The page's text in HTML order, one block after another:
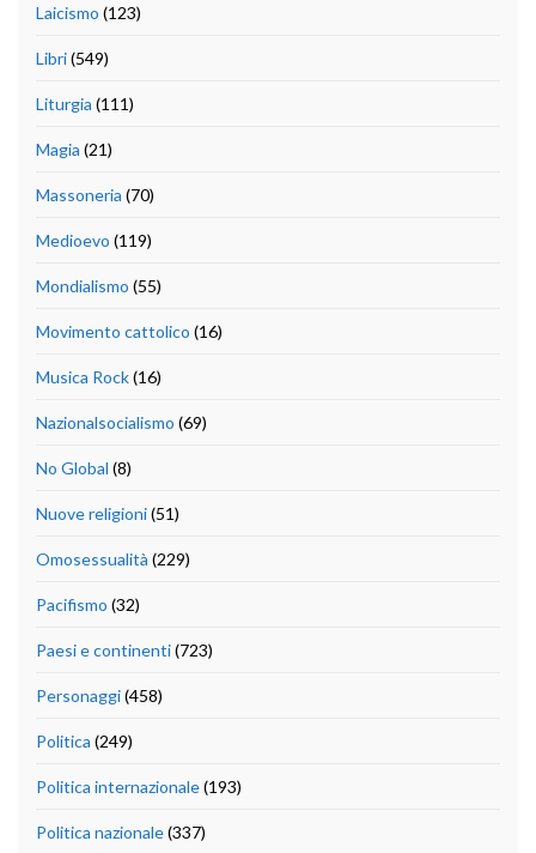
Laicismo (123)
Libri(549)
Liturgia (111)
Magia (21)
Massoneria (70)
Medioevo (119)
Mondialismo (55)
Movimento cattolico (16)
Musica Rock(16)
Nazionalsocialismo (69)
No Global (8)
Nuove religioni(51)
Omosessualità (229)
Pacifismo (32)
Paesi e continenti(723)
Personaggi(458)
Politica (249)
Politica internazionale(193)
Politica nazionale(337)